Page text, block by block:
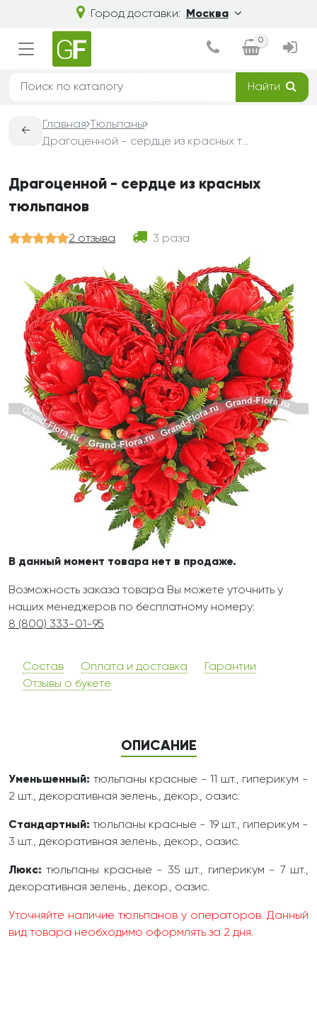
Город доставки: Москва
0
Найти
←
Главная
Тюльпаны
Драгоценной - сердце из красных тюльпанов
Драгоценной - сердце из красных
тюльпанов
2 отзыва 3 раза
В данный момент товара нет в продаже.
Возможность заказа товара Вы можете уточнить у
наших менеджеров по бесплатному номеру:
8 (800) 333-01-95
Состав Оплата и доставка
Гарантии
Отзывы о букете
ОПИСАНИЕ
Уменьшенный: тюльпаны красные - 11 шт., гиперикум -
2 шт., декоративная зелень., декор., оазис.
Стандартный: тюльпаны красные - 19 шт., гиперикум -
3 шт., декоративная зелень., декор., оазис.
Люкс: тюльпаны красные - 35 шт., гиперикум - 7 шт.,
декоративная зелень., декор., оазис.
Уточняйте наличие тюльпанов у операторов. Данный
вид товара необходимо оформлять за 2 дня.